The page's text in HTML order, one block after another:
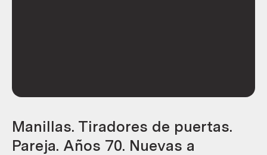
Manillas. Tiradores de puertas.
Pareja. Años 70. Nuevas a